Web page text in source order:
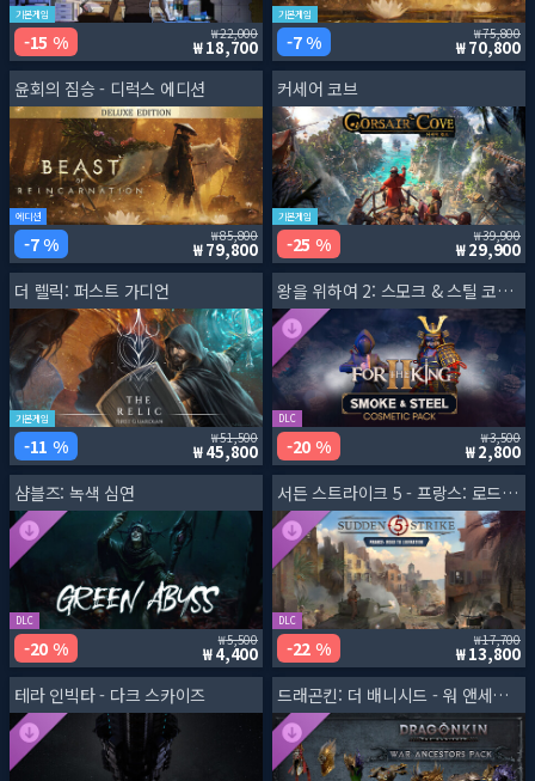
기본게임
15 % 22,000
18,700
기본게임
7 % 75,800
70,800
윤회의 짐승 - 디럭스 에디션
에디션
7 % 85,800
79,800
커세어 코브
기본게임
25 % 39,900
29,900
더 렐릭: 퍼스트 가디언
기본게임
11 % 51,500
45,800
왕을 위하여 2: 스모크 & 스틸 코스메틱 팩
DLC
20 % 3,500
2,800
샴블즈: 녹색 심연
DLC
20 % 5,500
4,400
서든 스트라이크 5 - 프랑스: 로드 투 리버레이션
DLC
22 % 17,700
13,800
테라 인빅타 - 다크 스카이즈 드래곤킨: 더 배니시드 - 워 앤세스터즈 팩